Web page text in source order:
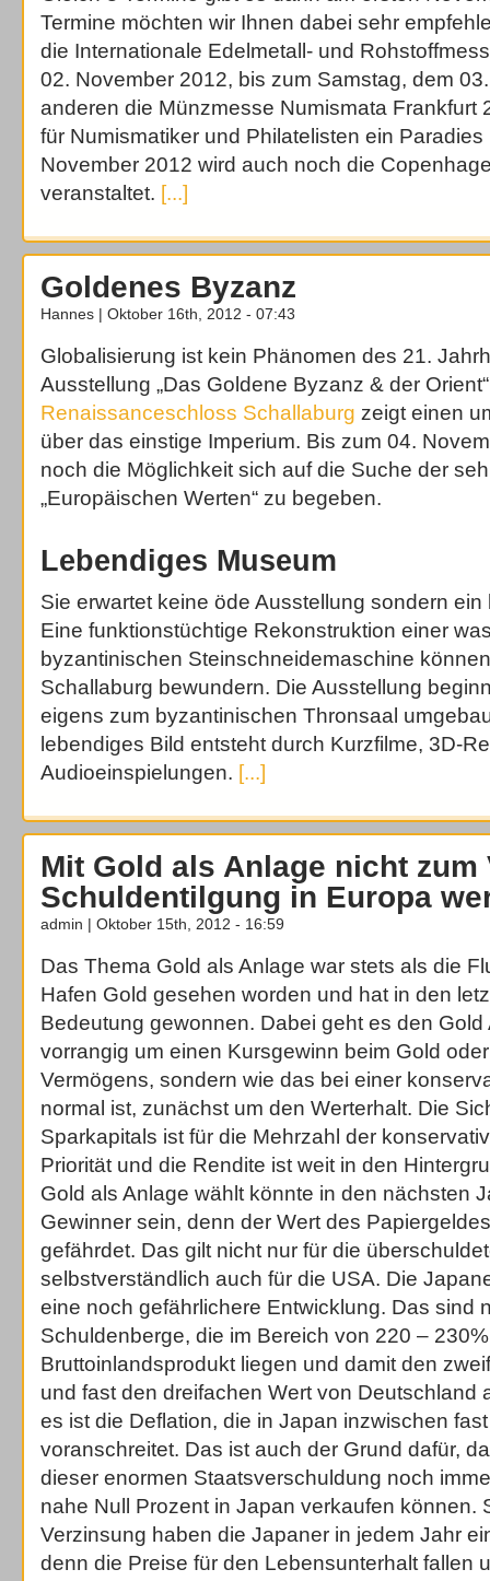
Termine möchten wir Ihnen dabei sehr
die Internationale Edelmetall- und
02. November 2012, bis zum Samstag, dem
anderen die Münzmesse Numismata Frankfurt
für Numismatiker und Philatelisten ein
November 2012 wird auch noch die
veranstaltet. [...]
Goldenes Byzanz
Hannes | Oktober 16th, 2012 - 07:43
Globalisierung ist kein Phänomen des 21.
Ausstellung „Das Goldene Byzanz & der
Renaissanceschloss Schallaburg zeigt einen
über das einstige Imperium. Bis zum 04.
noch die Möglichkeit sich auf die Suche der
„Europäischen Werten“ zu begeben.
Lebendiges Museum
Sie erwartet keine öde Ausstellung sondern
Eine funktionstüchtige Rekonstruktion einer
byzantinischen Steinschneidemaschine
Schallaburg bewundern. Die Ausstellung
eigens zum byzantinischen Thronsaal
lebendiges Bild entsteht durch Kurzfilme, 3D-
Audioeinspielungen. [...]
Mit Gold als Anlage nicht zum
Schuldentilgung in Europa
admin | Oktober 15th, 2012 - 16:59
Das Thema Gold als Anlage war stets als die
Hafen Gold gesehen worden und hat in den
Bedeutung gewonnen. Dabei geht es den
vorrangig um einen Kursgewinn beim Gold
Vermögens, sondern wie das bei einer
normal ist, zunächst um den Werterhalt. Die
Sparkapitals ist für die Mehrzahl der
Priorität und die Rendite ist weit in den
Gold als Anlage wählt könnte in den nächsten
Gewinner sein, denn der Wert des
gefährdet. Das gilt nicht nur für die
selbstverständlich auch für die USA. Die
eine noch gefährlichere Entwicklung. Das sind
Schuldenberge, die im Bereich von 220 –
Bruttoinlandsprodukt liegen und damit den
und fast den dreifachen Wert von Deutschland
es ist die Deflation, die in Japan inzwischen
voranschreitet. Das ist auch der Grund dafür,
dieser enormen Staatsverschuldung noch
nahe Null Prozent in Japan verkaufen können.
Verzinsung haben die Japaner in jedem Jahr
denn die Preise für den Lebensunterhalt fallen